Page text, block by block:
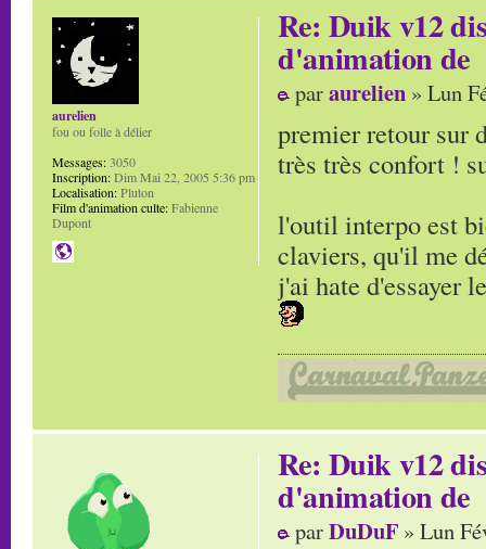
Re: Duik v12
d'animation de
paraurelien » Lun
premier retour sur
très très confort !
l'outil interpo est
claviers, qu'il me
j'ai hate d'essayer
aurelien
fou ou folle à délier
Messages:3050
Inscription:Dim Mai 22, 2005 5:36 pm
Localisation:Pluton
Film d'animation culte:Fabienne
Dupont
Re: Duik v12
d'animation de
parDuDuF » Lun